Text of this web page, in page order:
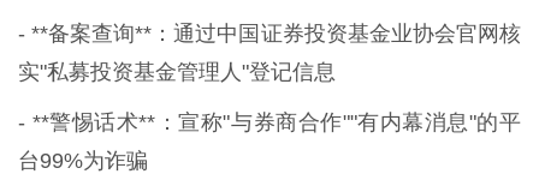
- **备案查询**：通过中国证券投资基金业协会官网核
实"私募投资基金管理人"登记信息
- **警惕话术**：宣称"与券商合作""有内幕消息"的平
台99%为诈骗